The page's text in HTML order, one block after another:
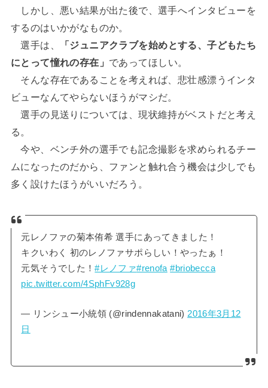
しかし、悪い結果が出た後で、選手へインタビューを
するのはいかがなものか。
選手は、
「ジュニアクラブを始めとする、子どもたち
にとって憧れの存在」 であってほしい。
そんな存在であることを考えれば、悲壮感漂うインタ
ビューなんてやらないほうがマシだ。
選手の見送りについては、現状維持がベストだと考え
る。
今や、ベンチ外の選手でも記念撮影を求められるチー
ムになったのだから、ファンと触れ合う機会は少しでも
多く設けたほうがいいだろう。
元レノファの菊本侑希 選手にあってきました！
キクいわく 初のレノファサポらしい！やったぁ！
元気そうでした！#レノファ#renofa #briobecca
pic.twitter.com/4SphFv928g
— リンシュー小統領 (@rindennakatani) 2016年3月12
日